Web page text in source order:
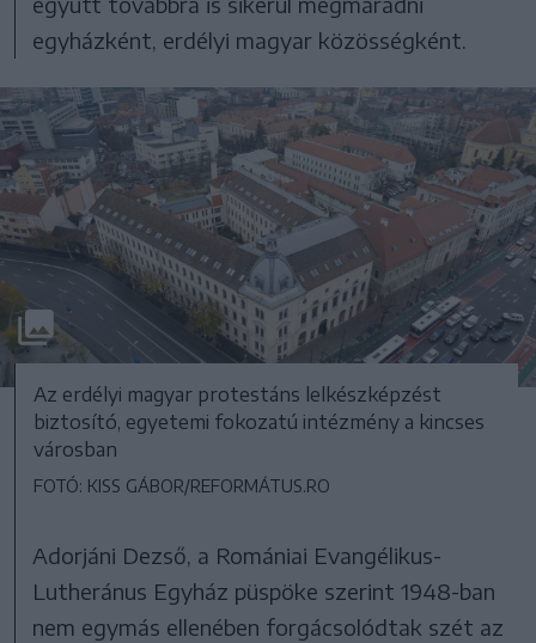
egyházként, erdélyi magyar közösségként.
Az erdélyi magyar protestáns lelkészképzést
biztosító, egyetemi fokozatú intézmény a kincses
városban
FOTÓ: KISS GÁBOR/REFORMÁTUS.RO
Adorjáni Dezső, a Romániai Evangélikus-
Lutheránus Egyház püspöke szerint 1948-ban
nem egymás ellenében forgácsolódtak szét az